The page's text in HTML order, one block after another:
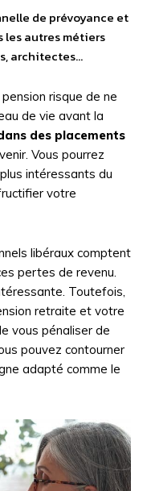
de prévoyance et
les autres métiers
architectes…
risque de ne
de vie avant la
des placements
Vous pourrez
intéressants du
votre
libéraux comptent
pertes de revenu.
Toutefois,
retraite et votre
vous pénaliser de
pouvez contourner
adapté comme le